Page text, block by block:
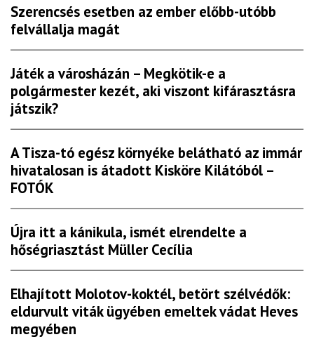
Szerencsés esetben az ember előbb-utóbb
felvállalja magát
Játék a városházán – Megkötik-e a
polgármester kezét, aki viszont kifárasztásra
játszik?
A Tisza-tó egész környéke belátható az immár
hivatalosan is átadott Kisköre Kilátóból –
FOTÓK
Újra itt a kánikula, ismét elrendelte a
hőségriasztást Müller Cecília
Elhajított Molotov-koktél, betört szélvédők:
eldurvult viták ügyében emeltek vádat Heves
megyében